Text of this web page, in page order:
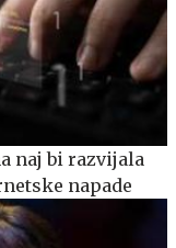
naj bi razvijala
napade